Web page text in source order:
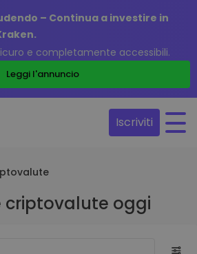
– Continua a investire in
e completamente accessibili.
Leggi l'annuncio
Iscriviti
criptovalute oggi